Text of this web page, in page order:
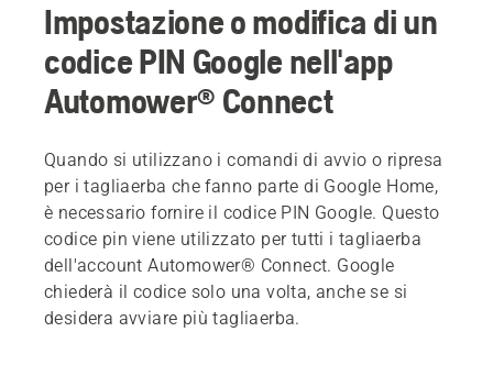
Impostazione o modifica di un
codice PIN Google nell'app
Automower® Connect
Quando si utilizzano i comandi di avvio o ripresa
per i tagliaerba che fanno parte di Google Home,
è necessario fornire il codice PIN Google. Questo
codice pin viene utilizzato per tutti i tagliaerba
dell'account Automower® Connect. Google
chiederà il codice solo una volta, anche se si
desidera avviare più tagliaerba.